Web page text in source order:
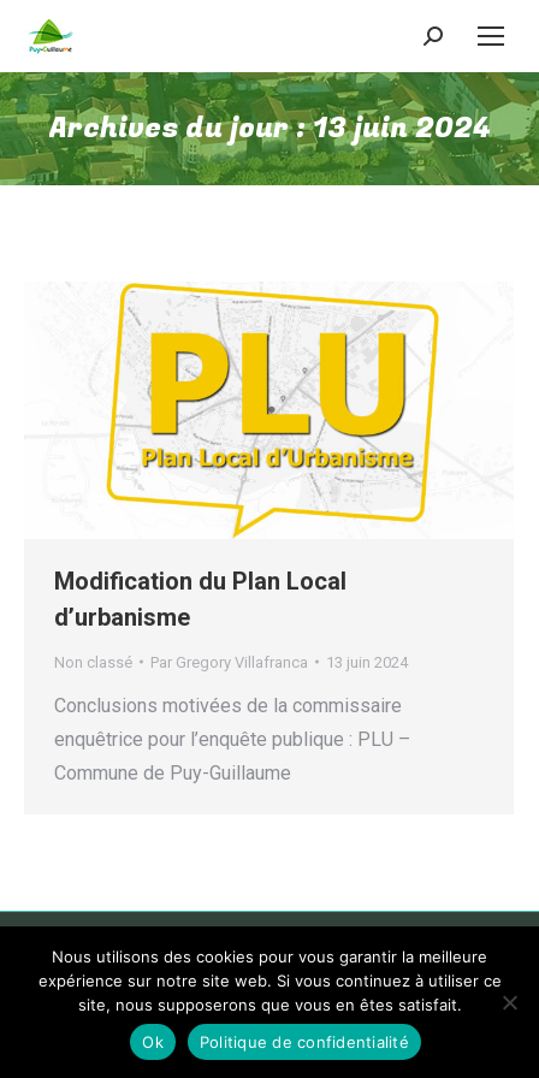
Recherche
:
Archives du jour :13 juin 2024
Modification du Plan Local
d’urbanisme
Non classé Par Gregory Villafranca 13 juin 2024
Conclusions motivées de la commissaire
enquêtrice pour l’enquête publique : PLU –
Commune de Puy-Guillaume
Nous utilisons des cookies pour vous garantir la meilleure
expérience sur notre site web. Si vous continuez à utiliser ce
site, nous supposerons que vous en êtes satisfait.
Ok
Politique de confidentialité